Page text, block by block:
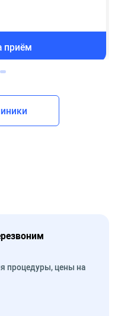
приём
процедуры, цены на